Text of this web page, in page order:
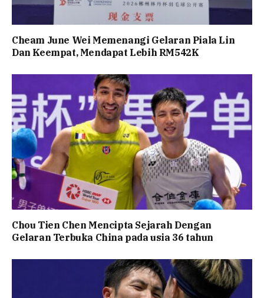
Cheam June Wei Memenangi Gelaran Piala Lin
Dan Keempat, Mendapat Lebih RM542K
Chou Tien Chen Mencipta Sejarah Dengan
Gelaran Terbuka China pada usia 36 tahun